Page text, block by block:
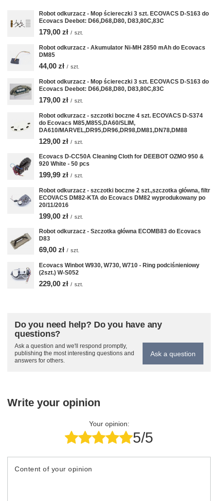
Robot odkurzacz - Mop ściereczki 3 szt. ECOVACS D-S163 do
Ecovacs Deebot: D66,D68,D80, D83,80C,83C
179,00 zł / szt.
Robot odkurzacz - Akumulator Ni-MH 2850 mAh do Ecovacs
DM85
44,00 zł / szt.
Robot odkurzacz - Mop ściereczki 3 szt. ECOVACS D-S163 do
Ecovacs Deebot: D66,D68,D80, D83,80C,83C
179,00 zł / szt.
Robot odkurzacz - szczotki boczne 4 szt. ECOVACS D-S374
do Ecovacs M85,M85S,DA60/SLIM,
DA610/MARVEL,DR95,DR96,DR98,DM81,DN78,DM88
129,00 zł / szt.
Ecovacs D-CC50A Cleaning Cloth for DEEBOT OZMO 950 &
920 White - 50 pcs
199,99 zł / szt.
Robot odkurzacz - szczotki boczne 2 szt.,szczotka główna, filtr
ECOVACS DM82-KTA do Ecovacs DM82 wyprodukowany po
20/11/2016
199,00 zł / szt.
Robot odkurzacz - Szczotka główna ECOMB83 do Ecovacs
D83
69,00 zł / szt.
Ecovacs Winbot W930, W730, W710 - Ring podciśnieniowy
(2szt.) W-S052
229,00 zł / szt.
Do you need help? Do you have any
questions?
Ask a question and we'll respond promptly,
publishing the most interesting questions and
answers for others.
Ask a question
Write your opinion
Your opinion:
5/5
Content of your opinion